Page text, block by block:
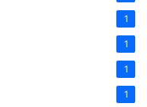
1
1
1
1